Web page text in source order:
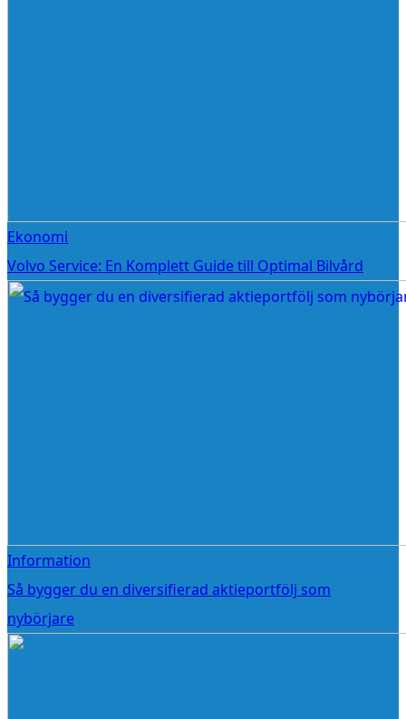
Ekonomi
Volvo Service: En Komplett Guide till Optimal Bilvård
Information
Så bygger du en diversifierad aktieportfölj som
nybörjare